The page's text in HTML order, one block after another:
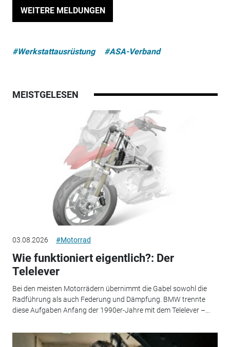
WEITERE MELDUNGEN
#Werkstattausrüstung #ASA-Verband
MEISTGELESEN
03.08.2026 #Motorrad
Wie funktioniert eigentlich?: Der
Telelever
Bei den meisten Motorrädern übernimmt die Gabel sowohl die
Radführung als auch Federung und Dämpfung. BMW trennte
diese Aufgaben Anfang der 1990er-Jahre mit dem Telelever –...